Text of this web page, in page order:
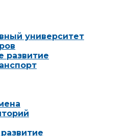
университет
развитие